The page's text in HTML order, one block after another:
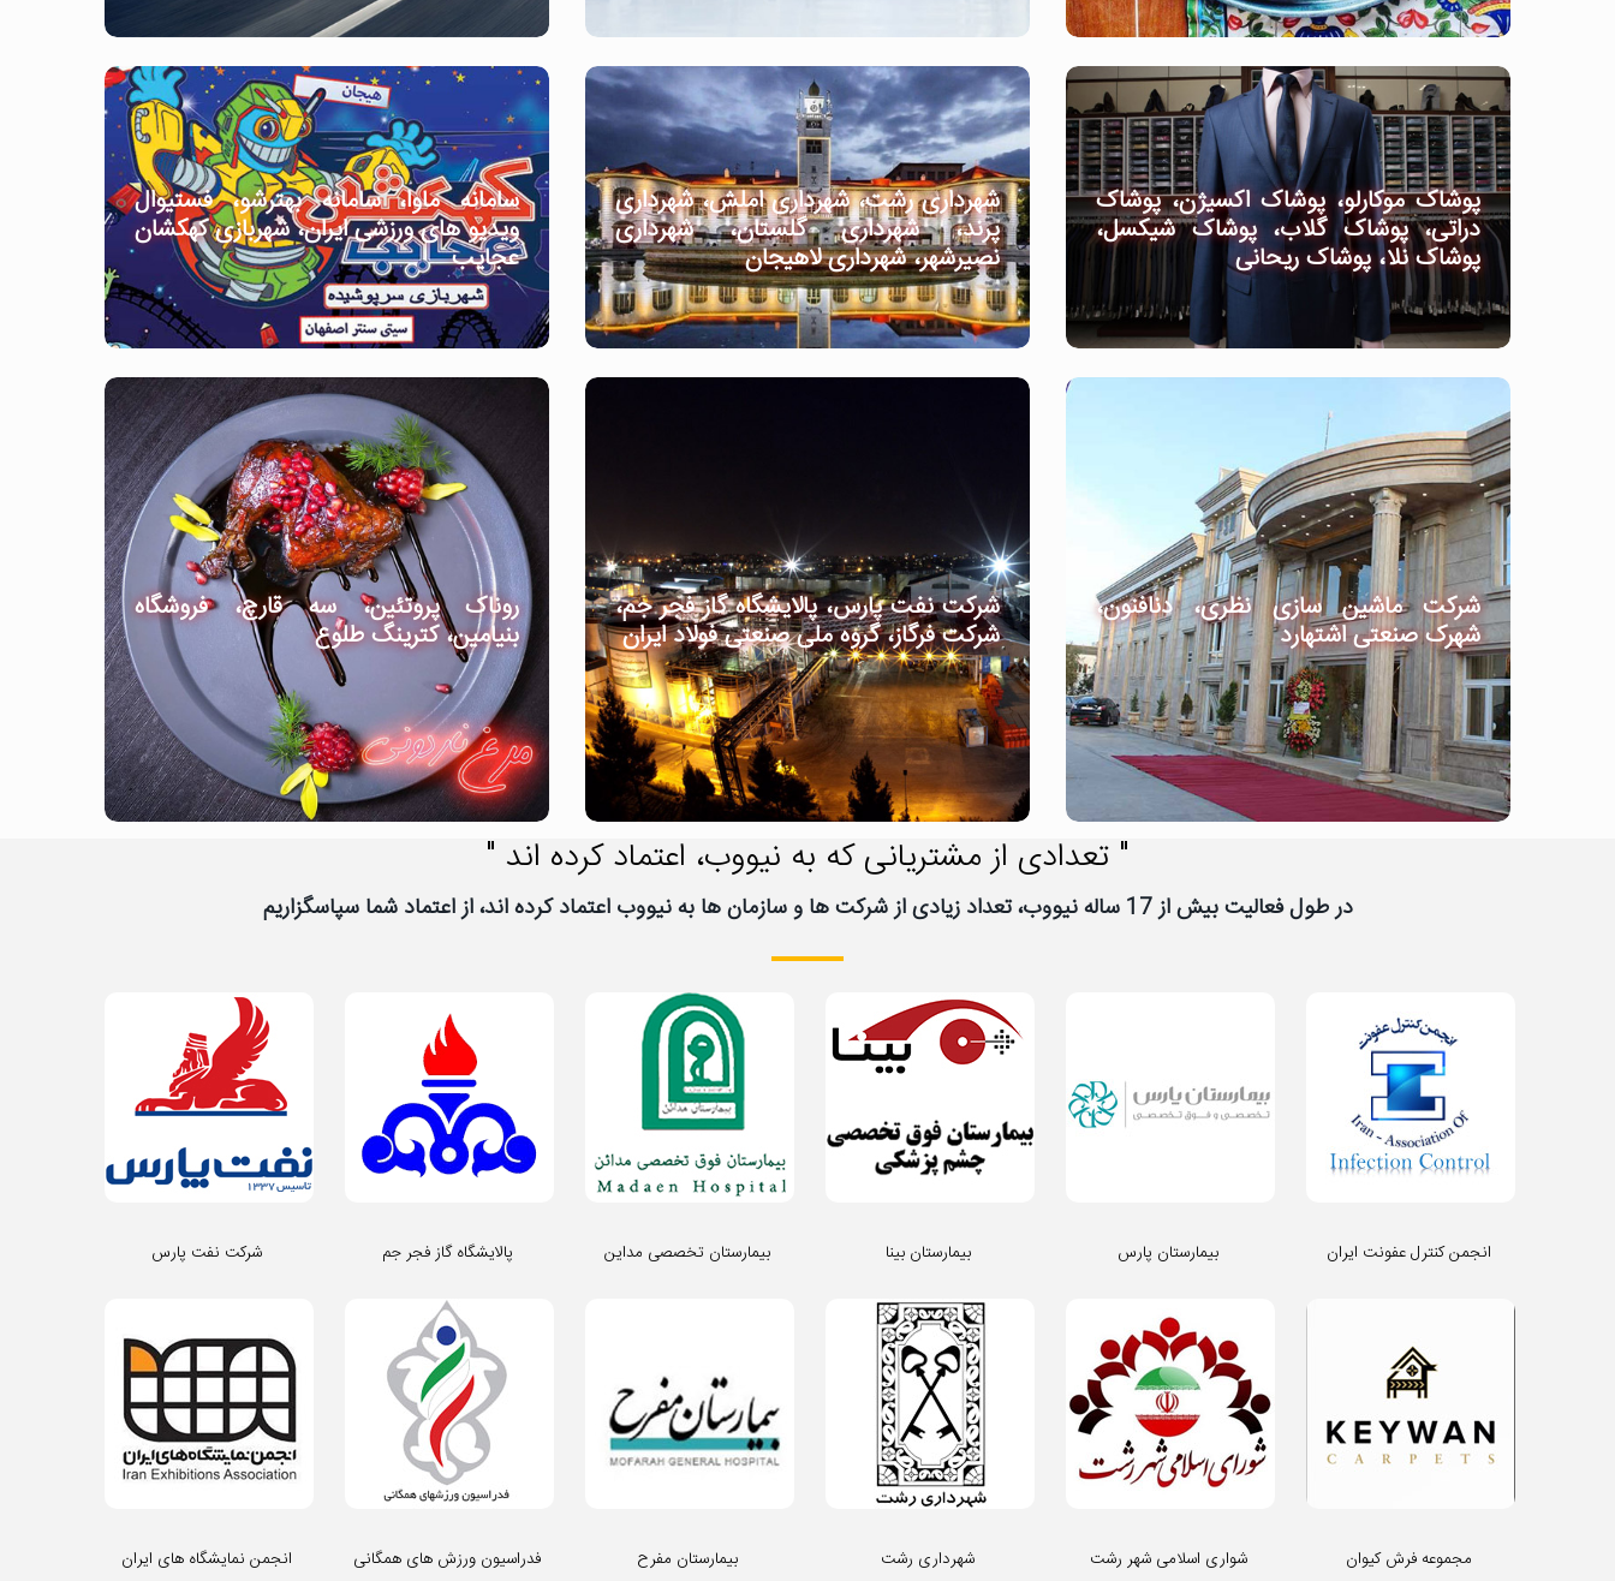
سامانه ماوا، سامانه بهترشو، فستیوال
ویدیو های ورزشی ایران، شهربازی کهکشان
عجایب
شهرداری رشت، شهرداری املش، شهرداری
پرند، شهرداری گلستان، شهرداری
نصیرشهر، شهرداری لاهیجان
پوشاک موکارلو، پوشاک اکسیژن، پوشاک
دراتی، پوشاک گلاب، پوشاک شیکسل،
پوشاک نلا، پوشاک ریحانی
روناک پروتئین، سه قارچ، فروشگاه
بنیامین، کترینگ طلوع
شرکت نفت پارس، پالایشگاه گاز فجر جم،
شرکت فرگاز، گروه ملی صنعتی فولاد ایران
شرکت ماشین سازی نظری، دنافنون،
شهرک صنعتی اشتهارد
" تعدادی از مشتریانی که به نیووب، اعتماد کرده اند "
در طول فعالیت بیش از 17 ساله نیووب، تعداد زیادی از شرکت ها و سازمان ها به نیووب اعتماد کرده اند، از اعتماد شما سپاسگزاریم
شرکت نفت پارس پالایشگاه گاز فجر جم بیمارستان تخصصی مداین بیمارستان بینا بیمارستان پارس انجمن کنترل عفونت ایران
انجمن نمایشگاه های ایران فدراسیون ورزش های همگانی بیمارستان مفرح شهرداری رشت شواری اسلامی شهر رشت مجموعه فرش کیوان